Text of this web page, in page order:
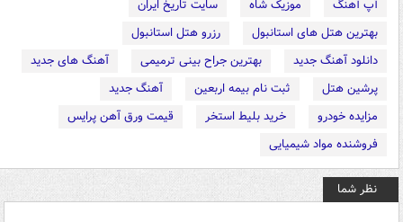
آپ آهنگ موزیک شاه
سایت تاریخ ایران
بهترین هتل های استانبول
رزرو هتل استانبول
دانلود آهنگ جدید
بهترین جراح بینی ترمیمی
آهنگ های جدید
پرشین هتل
ثبت نام بیمه اربعین
آهنگ جدید
مزایده خودرو
خرید بلیط استخر
قیمت ورق آهن پرایس
فروشنده مواد شیمیایی
نظر شما